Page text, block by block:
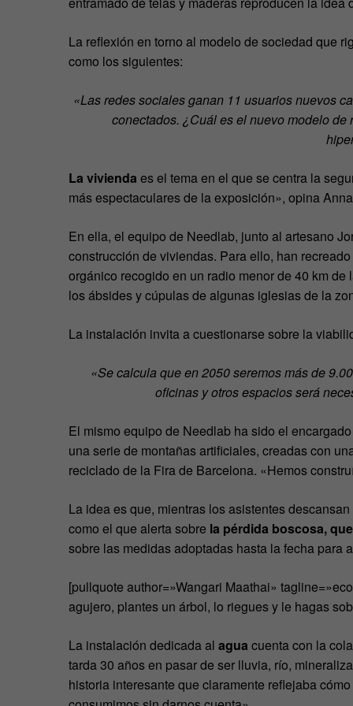
La reflexión en torno al modelo de sociedad que
como los siguientes:
«Las redes sociales ganan 11 usuarios nuevos
conectados. ¿Cuál es el nuevo modelo
La vivienda es el tema en el que se centra la
más espectaculares de la exposición», opina
En ella, el equipo de Needlab, junto al artesano
construcción de viviendas. Para ello, han
orgánico recogido en un radio menor de 40 km
los ábsides y cúpulas de algunas iglesias de la
La instalación invita a cuestionarse sobre la
«Se calcula que en 2050 seremos más de
oficinas y otros espacios será
El mismo equipo de Needlab ha sido el
una serie de montañas artificiales, creadas con
reciclado de la Fira de Barcelona. «Hemos
La idea es que, mientras los asistentes
como el que alerta sobre la pérdida boscosa,
sobre las medidas adoptadas hasta la fecha para
[pullquote author=»Wangari Maathai»
agujero, plantes un árbol, lo riegues y le hagas
La instalación dedicada al agua cuenta con la
tarda 30 años en pasar de ser lluvia, río,
historia interesante que claramente reflejaba